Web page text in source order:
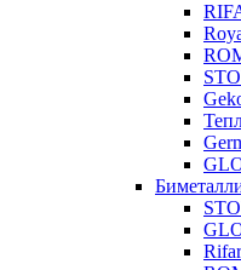
Rifar